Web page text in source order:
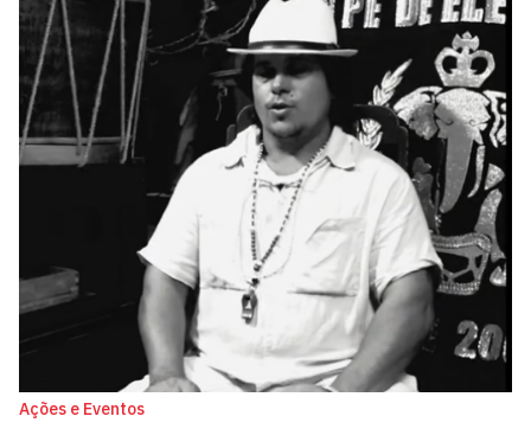
Ações e Eventos